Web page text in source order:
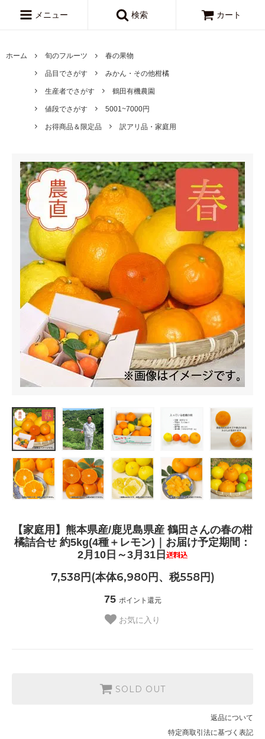
メニュー 検索 カート
ホーム 旬のフルーツ 春の果物
品目でさがす みかん・その他柑橘
生産者でさがす 鶴田有機農園
値段でさがす 5001~7000円
お得商品＆限定品 訳アリ品・家庭用
【家庭用】熊本県産/鹿児島県産 鶴田さんの春の柑
橘詰合せ 約5kg(4種＋レモン)｜お届け予定期間：
2月10日～3月31日
7,538円(本体6,980円、税558円)
75 ポイント還元
お気に入り
SOLD OUT
返品について
特定商取引法に基づく表記